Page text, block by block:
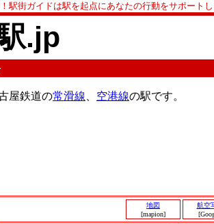
駅街ガイドは駅を起点にあなたの行動をサポートし
.jp
屋鉄道の常滑線 空港線の駅です。
地図
[mapion]
航空